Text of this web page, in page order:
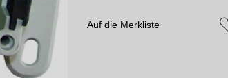
Auf die Merkliste